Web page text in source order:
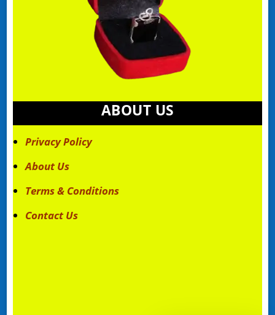
ABOUT US
Privacy Policy
About Us
Terms & Conditions
Contact Us